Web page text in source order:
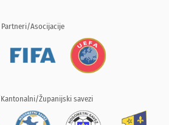
Partneri/Asocijacije
Županijski savezi